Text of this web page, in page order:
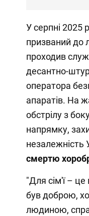
У серпні 2025
призваний до
проходив
десантно-
оператора
апаратів. На
обстрілу з
напрямку,
незалежність
смертю
"Для сім'ї –
був доброю,
людиною,